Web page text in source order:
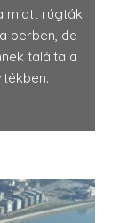
miatt rúgták
perben, de
találta a